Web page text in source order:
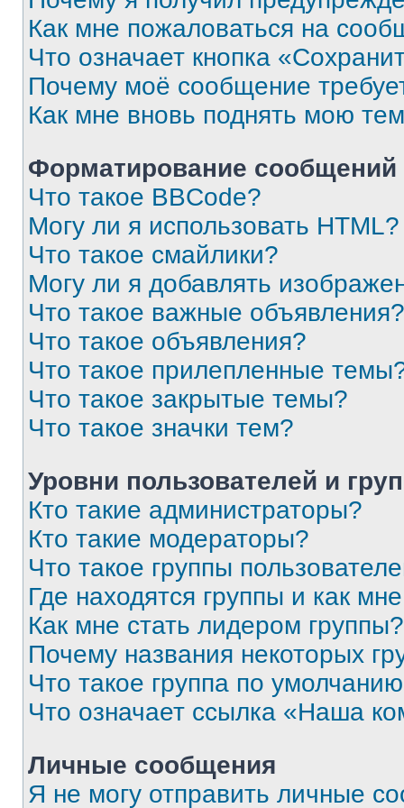
Как мне пожаловаться на
Что означает кнопка
Почему моё сообщение
Как мне вновь поднять мою
Форматирование
Что такое BBCode?
Могу ли я использовать HTML?
Что такое смайлики?
Могу ли я добавлять
Что такое важные объявления?
Что такое объявления?
Что такое прилепленные
Что такое закрытые темы?
Что такое значки тем?
Уровни пользователей и
Кто такие администраторы?
Кто такие модераторы?
Что такое группы
Где находятся группы и как
Как мне стать лидером группы?
Почему названия некоторых
Что такое группа по
Что означает ссылка «Наша
Личные сообщения
Я не могу отправить личные